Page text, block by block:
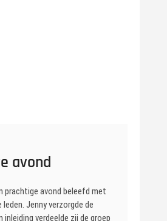
avond
prachtige avond beleefd met
leden. Jenny verzorgde de
inleiding verdeelde zij de groep